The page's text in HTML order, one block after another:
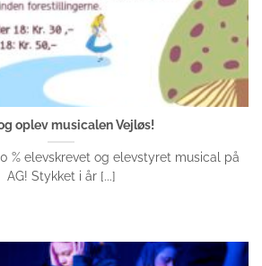
oplev musicalen Vejløs!
% elevskrevet og elevstyret musical på
AG! Stykket i år [...]